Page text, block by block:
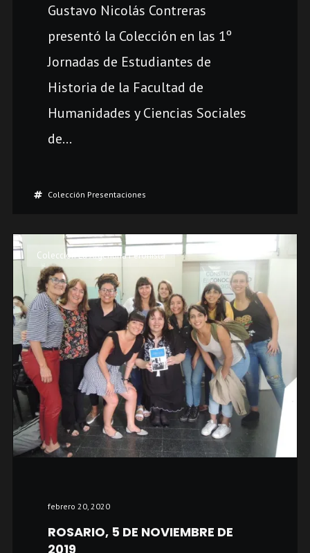
Gustavo Nicolás Contreras
presentó la Colección en las 1º
Jornadas de Estudiantes de
Historia de la Facultad de
Humanidades y Ciencias Sociales
de...
Colección Presentaciones
Colección La Argentina Peronista
febrero 20, 2020
ROSARIO, 5 DE NOVIEMBRE DE
2019